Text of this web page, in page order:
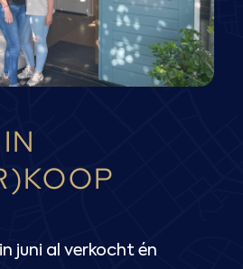
juni al verkocht én